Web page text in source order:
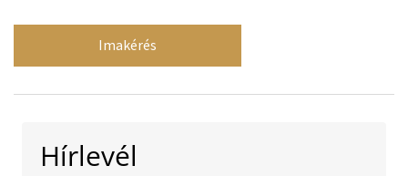
Imakérés
Hírlevél